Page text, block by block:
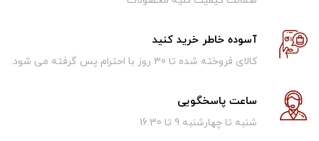
آسوده خاطر خرید کنید
کالای فروخته شده تا 30 روز با احترام پس گرفته می شود.
ساعت پاسخگویی
شنبه تا چهارشنبه 9 تا 16.30